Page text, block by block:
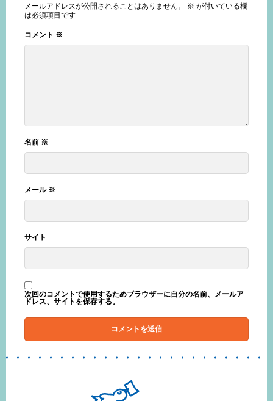
メールアドレスが公開されることはありません。 ※ が付いている欄
は必須項目です
コメント ※
名前 ※
メール ※
サイト
次回のコメントで使用するためブラウザーに自分の名前、メールア
ドレス、サイトを保存する。